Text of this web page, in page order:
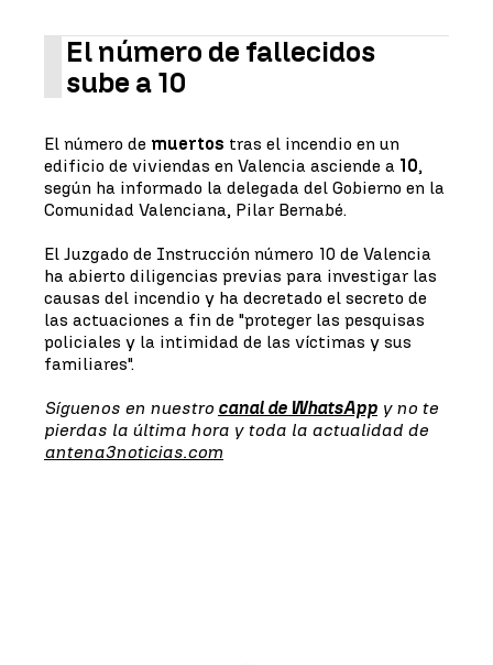
El número de fallecidos
sube a 10
El número de muertos tras el incendio en un
edificio de viviendas en Valencia asciende a 10,
según ha informado la delegada del Gobierno en la
Comunidad Valenciana, Pilar Bernabé.
El Juzgado de Instrucción número 10 de Valencia
ha abierto diligencias previas para investigar las
causas del incendio y ha decretado el secreto de
las actuaciones a fin de "proteger las pesquisas
policiales y la intimidad de las víctimas y sus
familiares".
Síguenos en nuestro canal de WhatsApp y no te
pierdas la última hora y toda la actualidad de
antena3noticias.com